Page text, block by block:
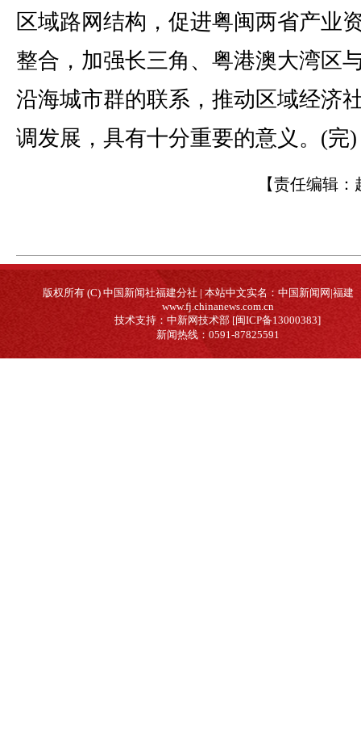
区域路网结构，促进粤闽两省产业
整合，加强长三角、粤港澳大湾区
沿海城市群的联系，推动区域经济
调发展，具有十分重要的意义。(完)
【责任编辑：
版权所有 (C) 中国新闻社福建分社 | 本站中文实名：中国新闻网|福建
www.fj.chinanews.com.cn
技术支持：中新网技术部 [闽ICP备13000383]
新闻热线：0591-87825591